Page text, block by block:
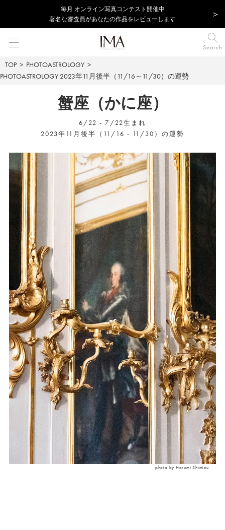
毎⽉ オンライン写真コンテスト開催中
著名な審査員があなたの作品をレビューします
Search
TOP
PHOTOASTROLOGY
PHOTOASTROLOGY 2023年11月後半（11/16～11/30）の運勢
蟹座（かに座）
6/22 - 7/22生まれ
2023年11月後半（11/16 - 11/30）の運勢
photo by Harumi Shimizu